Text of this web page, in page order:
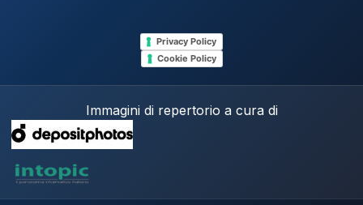
Privacy Policy
Cookie Policy
Immagini di repertorio a cura di